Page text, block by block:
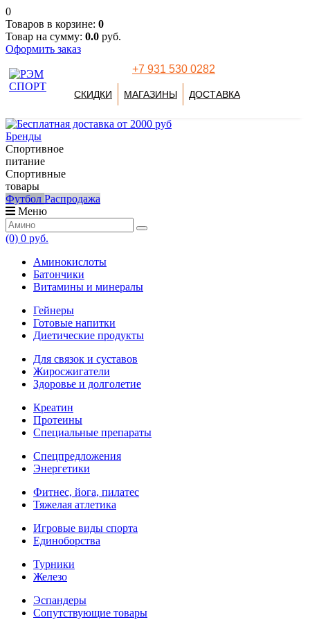
0
Товаров в корзине: 0
Товар на сумму: 0.0 руб.
Оформить заказ
+7 931 530 0282
СКИДКИ МАГАЗИНЫ ДОСТАВКА
Бренды
Спортивное
питание
Спортивные
товары
Футбол Распродажа
Меню
(0) 0 руб.
Аминокислоты
Батончики
Витамины и минералы
Гейнеры
Готовые напитки
Диетические продукты
Для связок и суставов
Жиросжигатели
Здоровье и долголетие
Креатин
Протеины
Специальные препараты
Спецпредложения
Энергетики
Фитнес, йога, пилатес
Тяжелая атлетика
Игровые виды спорта
Единоборства
Турники
Железо
Эспандеры
Сопутствующие товары